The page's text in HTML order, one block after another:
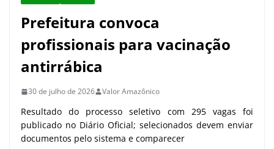
Prefeitura convoca
profissionais para vacinação
antirrábica
30 de julho de 2026 Valor Amazônico
Resultado do processo seletivo com 295 vagas foi
publicado no Diário Oficial; selecionados devem enviar
documentos pelo sistema e comparecer